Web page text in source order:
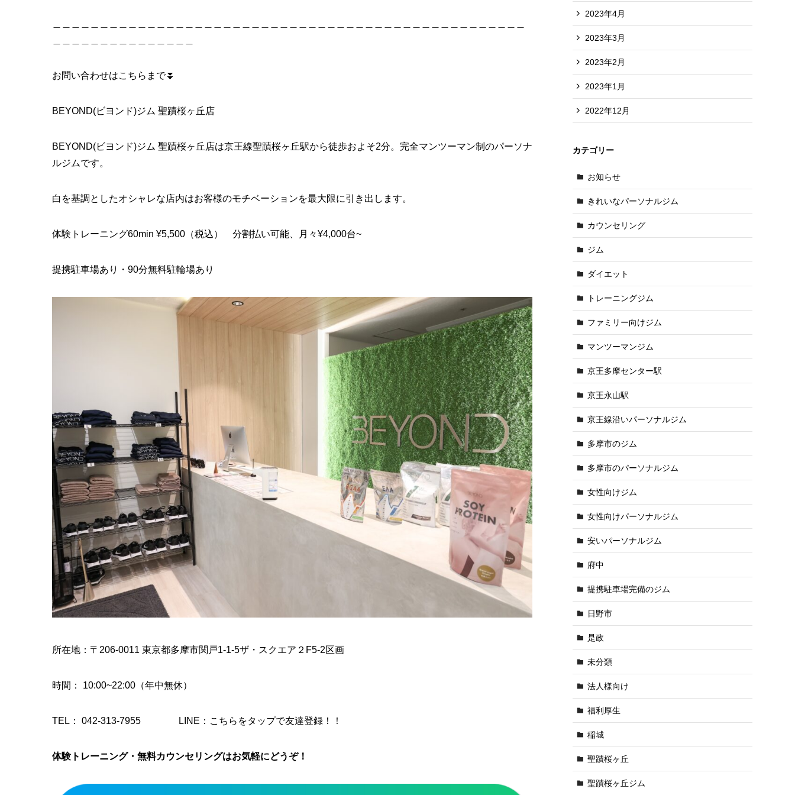
お問い合わせはこちらまで⏬
BEYOND(ビヨンド)ジム 聖蹟桜ヶ丘店
BEYOND(ビヨンド)ジム 聖蹟桜ヶ丘店は京王線聖蹟桜ヶ丘駅から徒歩およそ2分。完全マンツーマン制のパーソナ
ルジムです。
白を基調としたオシャレな店内はお客様のモチベーションを最大限に引き出します。
体験トレーニング60min ¥5,500（税込） 分割払い可能、月々¥4,000台~
提携駐車場あり・90分無料駐輪場あり
所在地：〒206-0011 東京都多摩市関戸1-1-5ザ・スクエア２F5-2区画
時間 ： 10:00~22:00（年中無休）
TEL： 042-313-7955 LINE： こちらをタップで友達登録！！
体験トレーニング・無料カウンセリングはお気軽にどうぞ！
2023年4月
2023年3月
2023年2月
2023年1月
2022年12月
カテゴリー
お知らせ
きれいなパーソナルジム
カウンセリング
ジム
ダイエット
トレーニングジム
ファミリー向けジム
マンツーマンジム
京王多摩センター駅
京王永山駅
京王線沿いパーソナルジム
多摩市のジム
多摩市のパーソナルジム
女性向けジム
女性向けパーソナルジム
安いパーソナルジム
府中
提携駐車場完備のジム
日野市
是政
未分類
法人様向け
福利厚生
稲城
聖蹟桜ヶ丘
聖蹟桜ヶ丘ジム